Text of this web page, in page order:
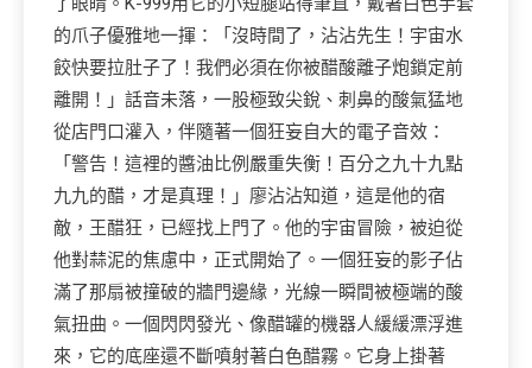
的爪子優雅地一揮：「沒時間了，沾沾先生！宇宙水
餃快要拉肚子了！我們必須在你被醋酸離子炮鎖定前
離開！」話音未落，一股極致尖銳、刺鼻的酸氣猛地
從店門口灌入，伴隨著一個狂妄自大的電子音效：
「警告！這裡的醬油比例嚴重失衡！百分之九十九點
九九的醋，才是真理！」廖沾沾知道，這是他的宿
敵，王醋狂，已經找上門了。他的宇宙冒險，被迫從
他對蒜泥的焦慮中，正式開始了。一個狂妄的影子佔
滿了那扇被撞破的牆門邊緣，光線一瞬間被極端的酸
氣扭曲。一個閃閃發光、像醋罐的機器人緩緩漂浮進
來，它的底座還不斷噴射著白色醋霧。它身上掛著